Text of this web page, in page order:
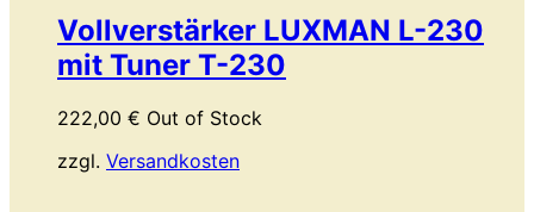
Vollverstärker LUXMAN L-230
mit Tuner T-230
222,00 € Out of Stock
zzgl. Versandkosten